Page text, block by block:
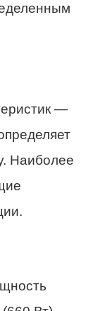
—
Наиболее